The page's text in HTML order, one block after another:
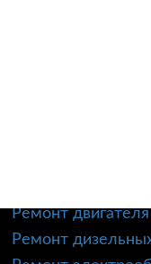
Техническое
Ремонт
Ремонт двигателя
Ремонт